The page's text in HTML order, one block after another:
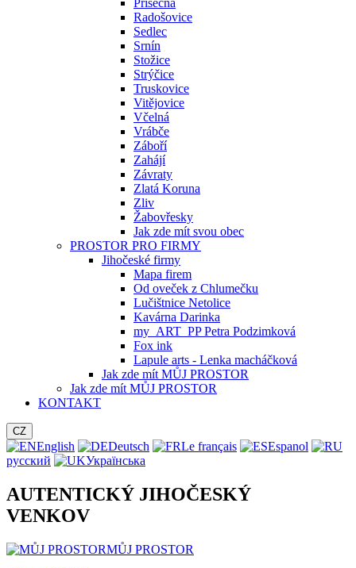
Přísečná
Radošovice
Sedlec
Srnín
Stožice
Strýčice
Truskovice
Vitějovice
Včelná
Vrábče
Záboří
Zahájí
Závraty
Zlatá Koruna
Zliv
Žabovřesky
Jak zde mít svou obec
PROSTOR PRO FIRMY
Jihočeské firmy
Mapa firem
Od oveček z Chlumečku
Lučištnice Netolice
Kavárna Darinka
my_ART_PP Petra Podzimková
Fox ink
Lapule arts - Lenka macháčková
Jak zde mít MŮJ PROSTOR
Jak zde mít MŮJ PROSTOR
KONTAKT
CZ
English Deutsch Le français
Espanol
русский
Українська
AUTENTICKÝ JIHOČESKÝ
VENKOV
MŮJ PROSTOR